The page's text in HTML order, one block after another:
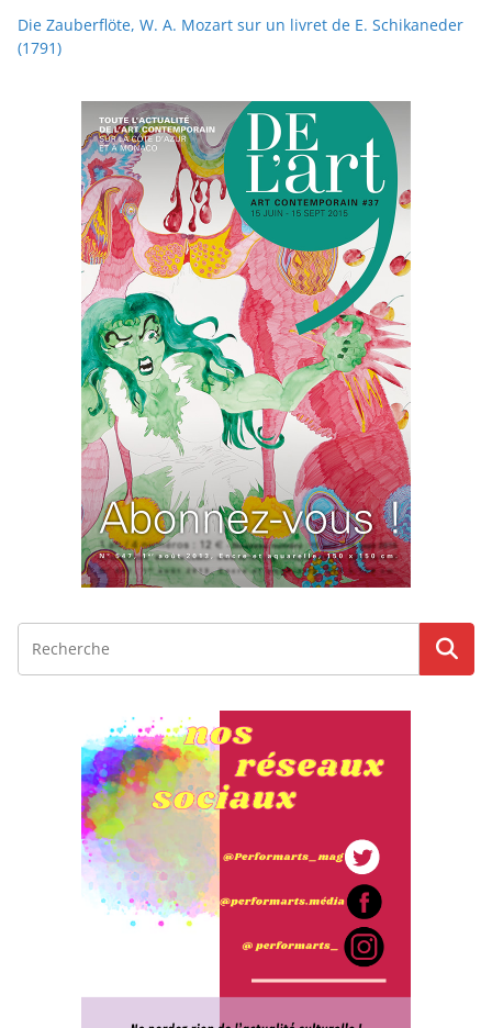
Die Zauberflöte, W. A. Mozart sur un livret de E. Schikaneder
(1791)